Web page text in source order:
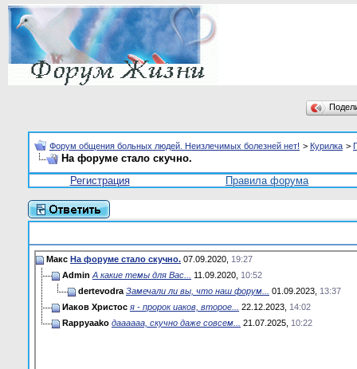
Форум общения больных людей. Неизлечимых болезней нет! > Курилка >
На форуме стало скучно.
Регистрация
Правила форума
Макс На форуме стало скучно. 07.09.2020, 19:27
Admin А какие темы для Вас... 11.09.2020, 10:52
dertevodra Замечали ли вы, что наш форум... 01.09.2023, 13:37
Иаков Христос я - пророк иаков, второе... 22.12.2023, 14:02
Rappyaako даааааа, скучно даже совсем... 21.07.2025, 10:22